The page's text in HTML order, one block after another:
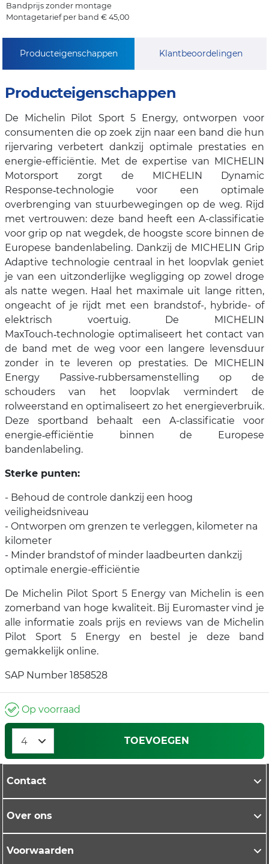
Bandprijs zonder montage
Montagetarief per band € 45,00
Producteigenschappen Klantbeoordelingen
Producteigenschappen
De Michelin Pilot Sport 5 Energy, ontworpen voor
consumenten die op zoek zijn naar een band die hun
rijervaring verbetert dankzij optimale prestaties en
energie-efficiëntie. Met de expertise van MICHELIN
Motorsport zorgt de MICHELIN Dynamic
Response‑technologie voor een optimale
overbrenging van stuurbewegingen op de weg. Rijd
met vertrouwen: deze band heeft een A-classificatie
voor grip op nat wegdek, de hoogste score binnen de
Europese bandenlabeling. Dankzij de MICHELIN Grip
Adaptive technologie centraal in het loopvlak geniet
je van een uitzonderlijke wegligging op zowel droge
als natte wegen. Haal het maximale uit lange ritten,
ongeacht of je rijdt met een brandstof-, hybride- of
elektrisch voertuig. De MICHELIN
MaxTouch‑technologie optimaliseert het contact van
de band met de weg voor een langere levensduur
zonder in te leveren op prestaties. De MICHELIN
Energy Passive‑rubbersamenstelling op de
schouders van het loopvlak vermindert de
rolweerstand en optimaliseert zo het energieverbruik.
Deze sportband behaalt een A-classificatie voor
energie‑efficiëntie binnen de Europese
bandenlabeling.
Sterke punten:
- Behoud de controle dankzij een hoog
veiligheidsniveau
- Ontworpen om grenzen te verleggen, kilometer na
kilometer
- Minder brandstof of minder laadbeurten dankzij
optimale energie-efficiëntie
De Michelin Pilot Sport 5 Energy van Michelin is een
zomerband van hoge kwaliteit. Bij Euromaster vind je
alle informatie zoals prijs en reviews van de Michelin
Pilot Sport 5 Energy en bestel je deze band
gemakkelijk online.
SAP Number 1858528
Op voorraad
TOEVOEGEN
Contact
Over ons
Voorwaarden